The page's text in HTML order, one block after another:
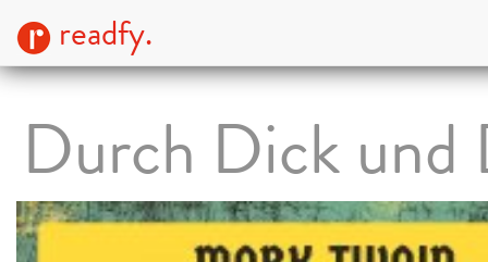
readfy.
Durch Dick und